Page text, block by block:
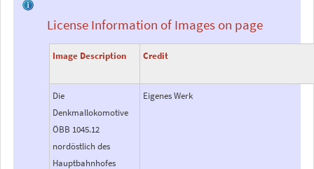
License Information of Images on page
Image Description Credit
Die
Denkmallokomotive
ÖBB 1045.12
nordöstlich des
Hauptbahnhofes
Eigenes Werk